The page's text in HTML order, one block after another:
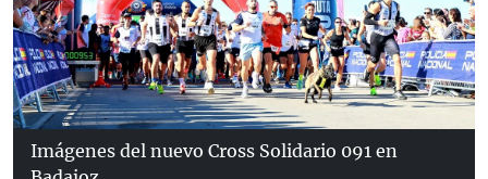
Imágenes del nuevo Cross Solidario 091 en